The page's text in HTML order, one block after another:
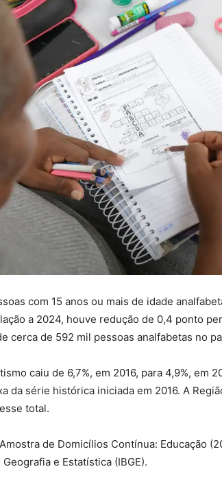
com 15 anos ou mais de idade
a 2024, houve redução de 0,4 ponto
cerca de 592 mil pessoas analfabetas no
caiu de 6,7%, em 2016, para 4,9%, em
da série histórica iniciada em 2016. A
total.
de Domicílios Contínua: Educação
e Estatística (IBGE).